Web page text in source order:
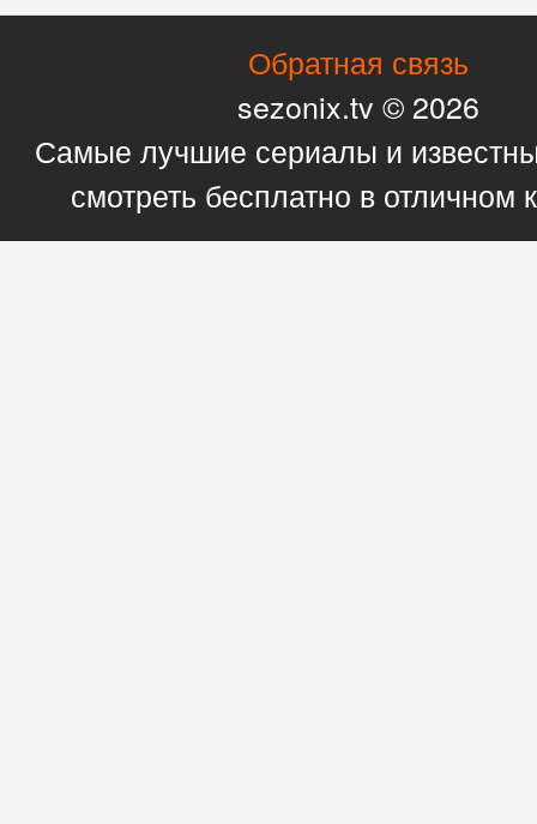
Обратная связь
sezonix.tv © 2026
Самые лучшие сериалы и
смотреть бесплатно в отличном